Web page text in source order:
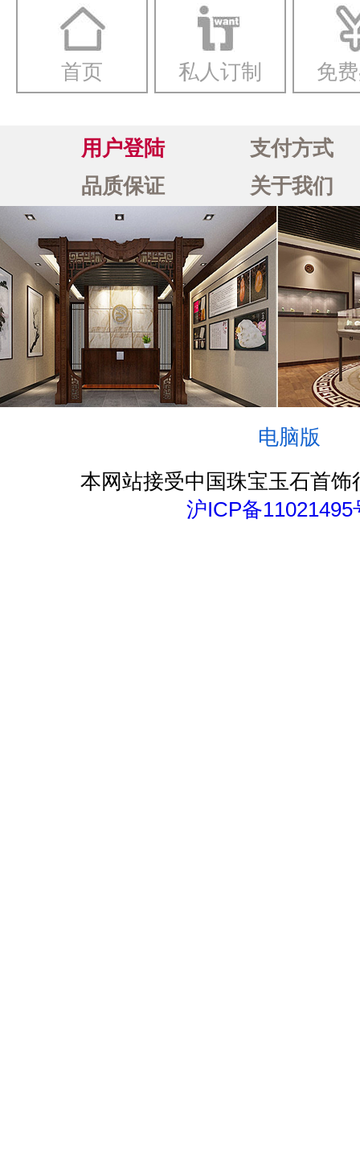
首页 私人订制 免
用户登陆
支付方式
品质保证
关于我们
电脑版
本网站接受中国珠宝玉石首饰
沪ICP备11021495